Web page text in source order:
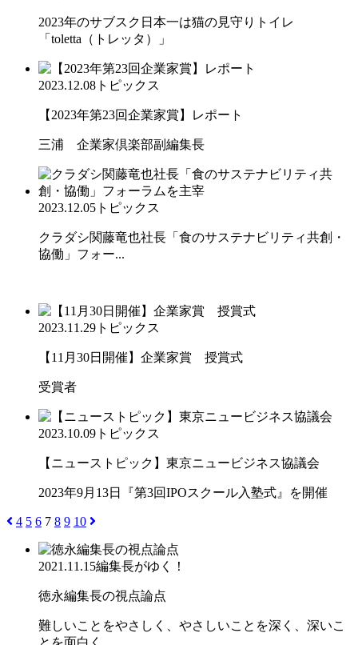
2023年のサブスク日本一は猫の見守りトイレ
「toletta（トレッタ）」
2023.12.08 トピックス
【2023年第23回企業家賞】レポート
三浦 企業家倶楽部副編集長
2023.12.05 トピックス
クラダシ関藤竜也社長「食のサステナビリティ共創・
協働」フォー...
2023.11.29 トピックス
【11月30日開催】企業家賞 授賞式
受賞者
2023.10.09 トピックス
【ニューストピック】東京ニュービジネス協議会
2023年9月13日『第3回IPOスクール入塾式』を開催
4 5 6 7 8 9 10
2021.11.15編集長がゆく！
徳永編集長の視点論点
難しいことをやさしく、やさしいことを深く、深いこ
とを面白く